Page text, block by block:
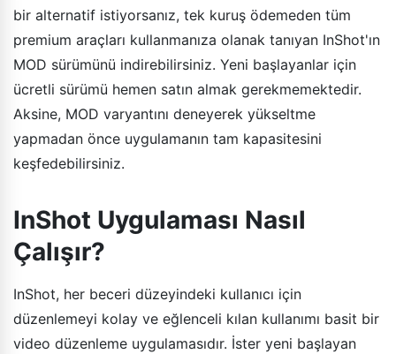
bir alternatif istiyorsanız, tek kuruş ödemeden tüm
premium araçları kullanmanıza olanak tanıyan InShot'ın
MOD sürümünü indirebilirsiniz. Yeni başlayanlar için
ücretli sürümü hemen satın almak gerekmemektedir.
Aksine, MOD varyantını deneyerek yükseltme
yapmadan önce uygulamanın tam kapasitesini
keşfedebilirsiniz.
InShot Uygulaması Nasıl
Çalışır?
InShot, her beceri düzeyindeki kullanıcı için
düzenlemeyi kolay ve eğlenceli kılan kullanımı basit bir
video düzenleme uygulamasıdır. İster yeni başlayan